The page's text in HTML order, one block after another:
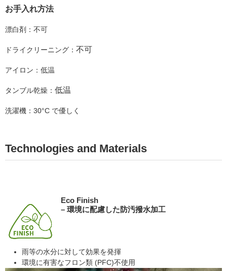
お手入れ方法
漂白剤：不可
ドライクリーニング： 不可
アイロン：低温
タンブル乾燥： 低温
洗濯機： 30°C で優しく
Technologies and Materials
Eco Finish
– 環境に配慮した防汚撥水加工
雨等の水分に対して効果を発揮
環境に有害なフロン類 (PFC)不使用